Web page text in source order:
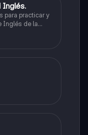
Inglés.
para practicar y
Inglés de la